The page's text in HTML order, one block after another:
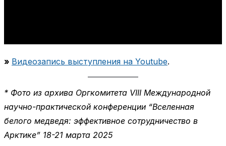
» Видеозапись выступления на Youtube.
* Фото из архива Оргкомитета VIII Международной
научно-практической конференции “Вселенная
белого медведя: эффективное сотрудничество в
Арктике” 18-21 марта 2025